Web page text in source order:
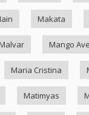
Makata
Mango
Maria Cristina
Matimyas